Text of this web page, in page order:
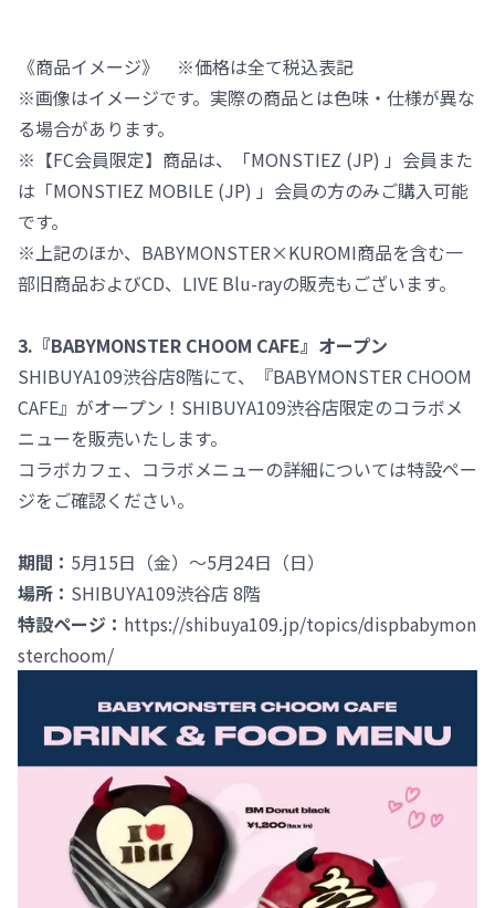
《商品イメージ》 ※価格は全て税込表記
※画像はイメージです。実際の商品とは色味・仕様が異な
る場合があります。
※【FC会員限定】商品は、「MONSTIEZ (JP) 」会員また
は「MONSTIEZ MOBILE (JP) 」会員の方のみご購入可能
です。
※上記のほか、BABYMONSTER×KUROMI商品を含む一
部旧商品およびCD、LIVE Blu-rayの販売もございます。
3.『BABYMONSTER CHOOM CAFE』オープン
SHIBUYA109渋谷店8階にて、『BABYMONSTER CHOOM
CAFE』がオープン！SHIBUYA109渋谷店限定のコラボメ
ニューを販売いたします。
コラボカフェ、コラボメニューの詳細については特設ペー
ジをご確認ください。
期間： 5月15日（金）～5月24日（日）
場所： SHIBUYA109渋谷店 8階
特設ページ： https://shibuya109.jp/topics/dispbabymon
sterchoom/